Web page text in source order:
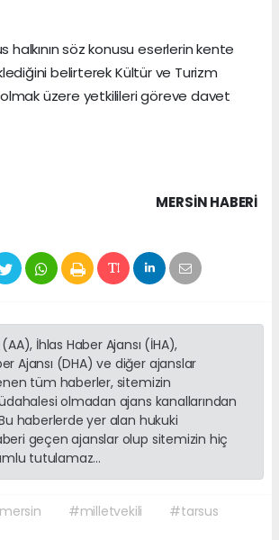
halkının söz konusu eserlerin kente
belirterek Kültür ve Turizm
olmak üzere yetkilileri göreve davet
MERSIN HABERİ
İhlas Haber Ajansı (İHA),
Ajansı (DHA) ve diğer ajanslar
tüm haberler, sitemizin
olmadan ajans kanallarından
haberlerde yer alan hukuki
geçen ajanslar olup sitemizin hiç
tutulamaz...
#milletvekili
#tarsus